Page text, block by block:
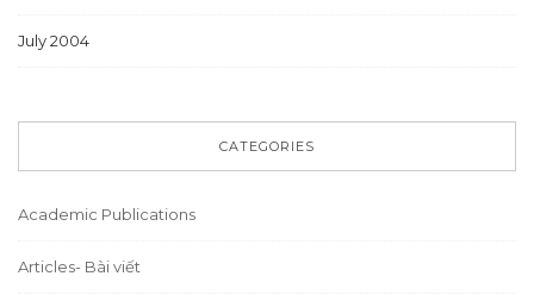
July 2004
CATEGORIES
Academic Publications
Articles- Bài viết